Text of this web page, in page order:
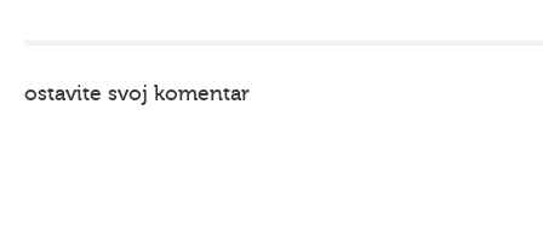
ostavite svoj komentar